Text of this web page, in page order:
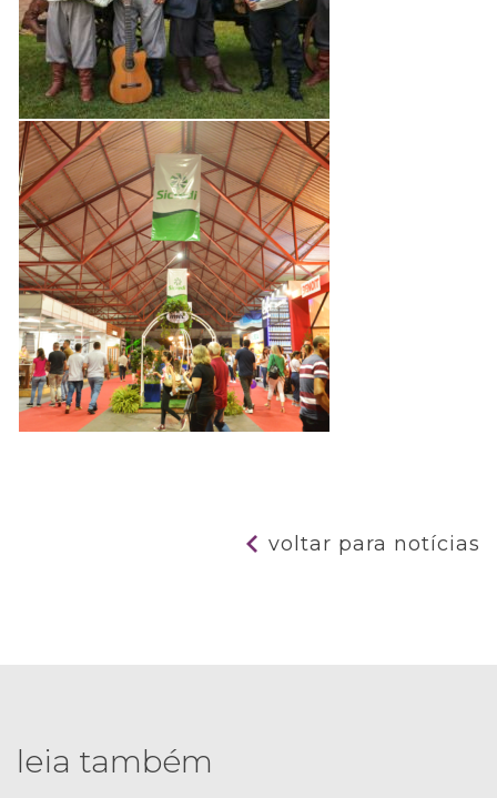
voltar para notícias
leia também